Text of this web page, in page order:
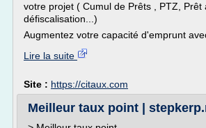
votre projet ( Cumul de Prêts , PTZ, Prêt
défiscalisation...)
Augmentez votre capacité d'emprunt
Lire la suite
Site : https://citaux.com
Meilleur taux point |